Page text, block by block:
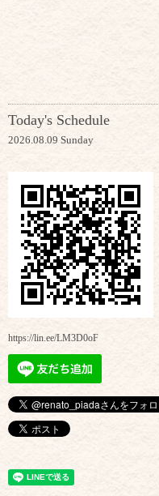
Today's Schedule
2026.08.09 Sunday
https://lin.ee/LM3D0oF